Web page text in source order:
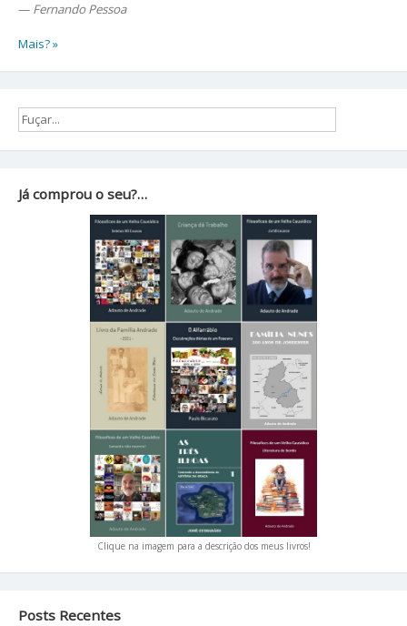
— Fernando Pessoa
Mais? »
Já comprou o seu?…
Clique na imagem para a descrição dos meus livros!
Posts Recentes